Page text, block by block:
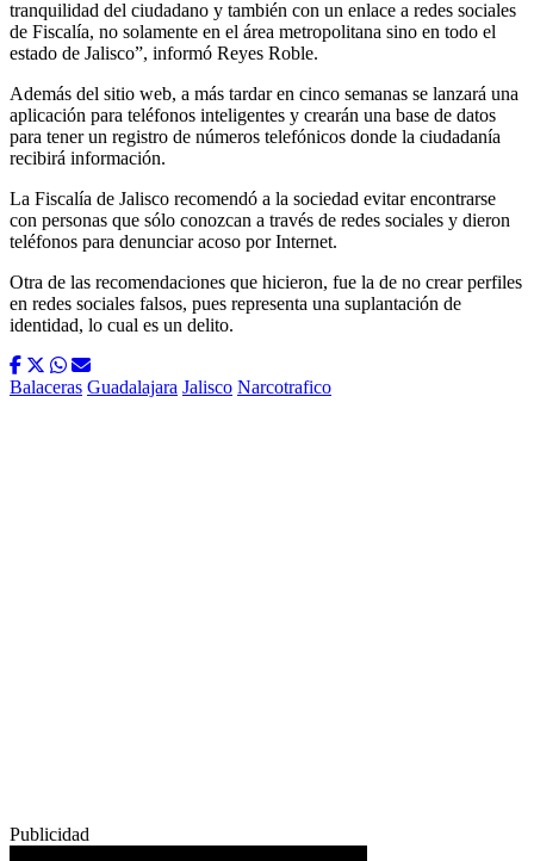
tranquilidad del ciudadano y también con un enlace a redes sociales
de Fiscalía, no solamente en el área metropolitana sino en todo el
estado de Jalisco”, informó Reyes Roble.
Además del sitio web, a más tardar en cinco semanas se lanzará una
aplicación para teléfonos inteligentes y crearán una base de datos
para tener un registro de números telefónicos donde la ciudadanía
recibirá información.
La Fiscalía de Jalisco recomendó a la sociedad evitar encontrarse
con personas que sólo conozcan a través de redes sociales y dieron
teléfonos para denunciar acoso por Internet.
Otra de las recomendaciones que hicieron, fue la de no crear perfiles
en redes sociales falsos, pues representa una suplantación de
identidad, lo cual es un delito.
Balaceras Guadalajara Jalisco Narcotrafico
Publicidad